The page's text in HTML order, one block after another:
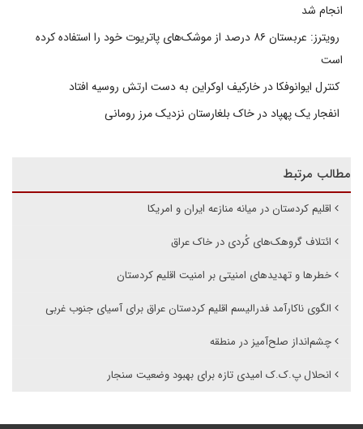
انجام شد
رویترز: عربستان ۸۶ درصد از موشک‌های پاتریوت خود را استفاده کرده
است
کنترل ایوانوفکا در خارکیف اوکراین به دست ارتش روسیه افتاد
انفجار یک پهپاد در خاک بلغارستان نزدیک مرز رومانی
مطالب مرتبط
اقلیم کردستان در میانه منازعه ایران و امریکا
ائتلاف گروهک‌های کُردی در خاک عراق
خطرها و تهدیدهای امنیتی بر امنیت اقلیم کردستان
الگوی ناکارآمد فدرالیسم اقلیم کردستان عراق برای آسیای جنوب غربی
چشم‌انداز صلح‌آمیز در منطقه
انحلال پ.ک.ک امیدی تازه برای بهبود وضعیت سنجار